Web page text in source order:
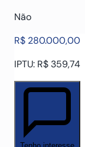
Não
R$ 280.000,00
IPTU: R$ 359,74
Tenho interesse